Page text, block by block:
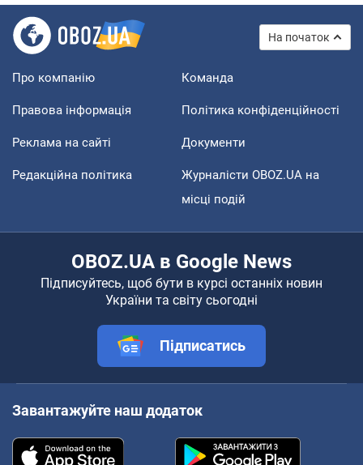
На початок
Про компанію Команда
Правова інформація Політика конфіденційності
Реклама на сайті Документи
Редакційна політика
Журналісти OBOZ.UA на
місці подій
OBOZ.UA в Google News
Підписуйтесь, щоб бути в курсі останніх новин
України та світу сьогодні
Підписатись
Завантажуйте наш додаток